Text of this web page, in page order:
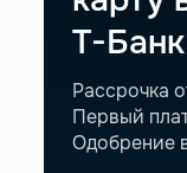
Т-Банк
Рассрочка
Первый
Одобрение